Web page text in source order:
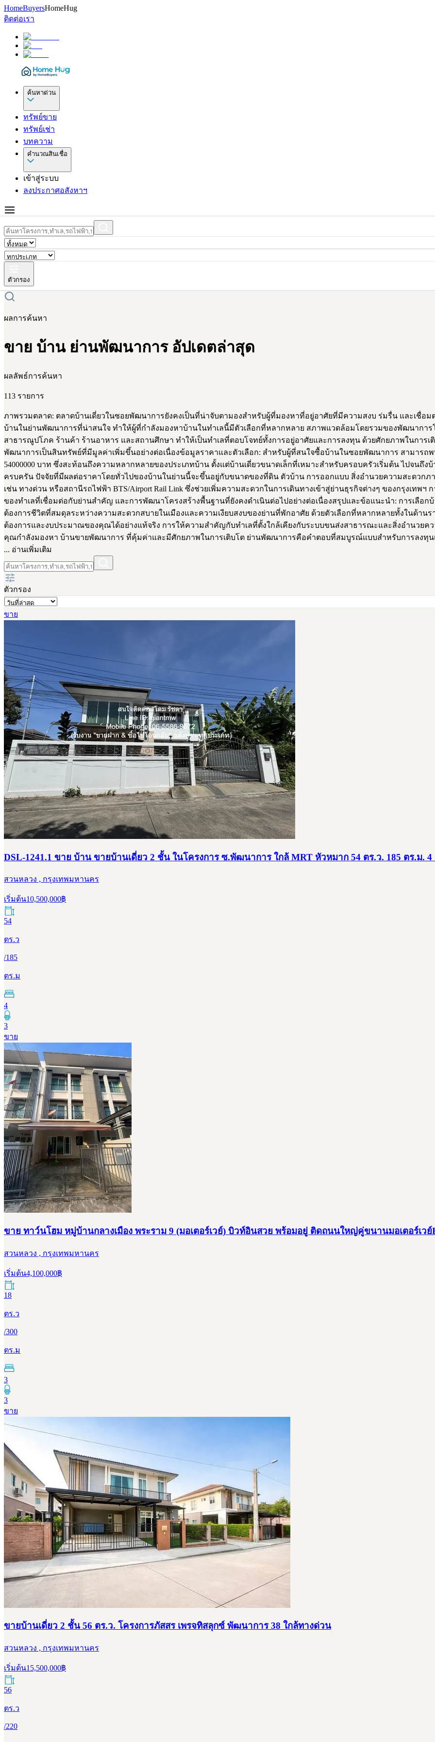
HomeBuyersHomeHug
ติดต่อเรา
ค้นหาด่วน
ทรัพย์ขาย
ทรัพย์เช่า
บทความ
คำนวณสินเชื่อ
เข้าสู่ระบบ
ลงประกาศอสังหาฯ
ตัวกรอง
ผลการค้นหา
ขาย บ้าน ย่านพัฒนาการ อัปเดตล่าสุด
ผลลัพธ์การค้นหา
113 รายการ
ภาพรวมตลาด: ตลาดบ้านเดี่ยวในซอยพัฒนาการยังคงเป็นที่น่าจับตามองสำหรับผู้ที่มองหาที่อยู่อาศัยที่มีความสงบ ร่มรื่น และเชื่อม
บ้านในย่านพัฒนาการที่น่าสนใจ ทำให้ผู้ที่กำลังมองหาบ้านในทำเลนี้มีตัวเลือกที่หลากหลาย สภาพแวดล้อมโดยรวมของพัฒนากา
สาธารณูปโภค ร้านค้า ร้านอาหาร และสถานศึกษา ทำให้เป็นทำเลที่ตอบโจทย์ทั้งการอยู่อาศัยและการลงทุน ด้วยศักยภาพในการ
พัฒนาการเป็นสินทรัพย์ที่มีมูลค่าเพิ่มขึ้นอย่างต่อเนื่องข้อมูลราคาและตัวเลือก: สำหรับผู้ที่สนใจซื้อบ้านในซอยพัฒนาการ สามารถพ
54000000 บาท ซึ่งสะท้อนถึงความหลากหลายของประเภทบ้าน ตั้งแต่บ้านเดี่ยวขนาดเล็กที่เหมาะสำหรับครอบครัวเริ่มต้น ไปจน
ครบครัน ปัจจัยที่มีผลต่อราคาโดยทั่วไปของบ้านในย่านนี้จะขึ้นอยู่กับขนาดของที่ดิน ตัวบ้าน การออกแบบ สิ่งอำนวยความสะดวกภ
เช่น ทางด่วน หรือสถานีรถไฟฟ้า BTS/Airport Rail Link ซึ่งช่วยเพิ่มความสะดวกในการเดินทางเข้าสู่ย่านธุรกิจต่างๆ ของกรุงเท
ของทำเลที่เชื่อมต่อกับย่านสำคัญ และการพัฒนาโครงสร้างพื้นฐานที่ยังคงดำเนินต่อไปอย่างต่อเนื่องสรุปและข้อแนะนำ: การเลื
ต้องการชีวิตที่สมดุลระหว่างความสะดวกสบายในเมืองและความเงียบสงบของย่านที่พักอาศัย ด้วยตัวเลือกที่หลากหลายทั้งในด้
ต้องการและงบประมาณของคุณได้อย่างแท้จริง การให้ความสำคัญกับทำเลที่ตั้งใกล้เคียงกับระบบขนส่งสาธารณะและสิ่งอำนว
คุณกำลังมองหา บ้านขายพัฒนาการ ที่คุ้มค่าและมีศักยภาพในการเติบโต ย่านพัฒนาการคือคำตอบที่สมบูรณ์แบบสำหรับการลงทุ
... อ่านเพิ่มเติม
ตัวกรอง
ขาย
DSL-1241.1 ขาย บ้าน ขายบ้านเดี่ยว 2 ชั้น ในโครงการ ซ.พัฒนาการ ใกล้ MRT หัวหมาก 54 ตร.ว. 185 ตร.ม.
สวนหลวง , กรุงเทพมหานคร
เริ่มต้น10,500,000฿
54
ตร.ว
/185
ตร.ม
4
3
ขาย
ขาย ทาว์นโฮม หมู่บ้านกลางเมือง พระราม 9 (มอเตอร์เวย์) บิวท์อินสวย พร้อมอยู่ ติดถนนใหญ่คู่ขนานมอเตอร์เวย์
สวนหลวง , กรุงเทพมหานคร
เริ่มต้น4,100,000฿
18
ตร.ว
/300
ตร.ม
3
3
ขาย
ขายบ้านเดี่ยว 2 ชั้น 56 ตร.ว. โครงการภัสสร เพรจทิสลุกซ์ พัฒนาการ 38 ใกล้ทางด่วน
สวนหลวง , กรุงเทพมหานคร
เริ่มต้น15,500,000฿
56
ตร.ว
/220